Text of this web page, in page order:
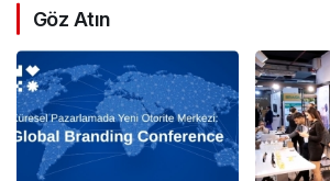
Göz Atın